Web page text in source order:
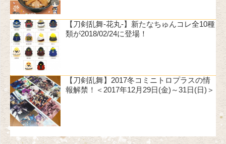
【刀剣乱舞-花丸-】新たなちゅんコレ全10種
類が2018/02/24に登場！
【刀剣乱舞】2017冬コミニトロプラスの情
報解禁！＜2017年12月29日(金)～31日(日)＞